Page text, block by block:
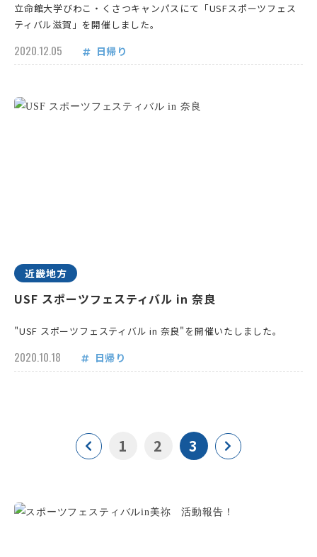
立命館大学びわこ・くさつキャンパスにて「USFスポーツフェス
ティバル滋賀」を開催しました。
2020.12.05 日帰り
近畿地方
USF スポーツフェスティバル in 奈良
"USF スポーツフェスティバル in 奈良"を開催いたしました。
2020.10.18 日帰り
1 2 3